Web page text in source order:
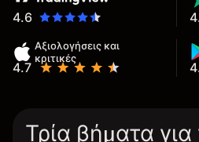
4.6
Αξιολογήσεις και
κριτικές
4.7
Τρία βήματα για